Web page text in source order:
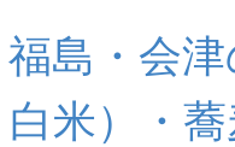
福島・会津
白米）・